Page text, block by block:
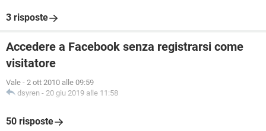
3 risposte
Accedere a Facebook senza registrarsi come
visitatore
Vale - 2 ott 2010 alle 09:59
dsyren - 20 giu 2019 alle 11:58
50 risposte